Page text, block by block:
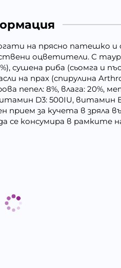
на прясно патешко и
оцветители. С
сушена риба (сьомга и
на прах (спирулина
пепел: 8%, влага: 20%,
D3: 500IU, витамин
за кучета в зряла
се консумира в рамките